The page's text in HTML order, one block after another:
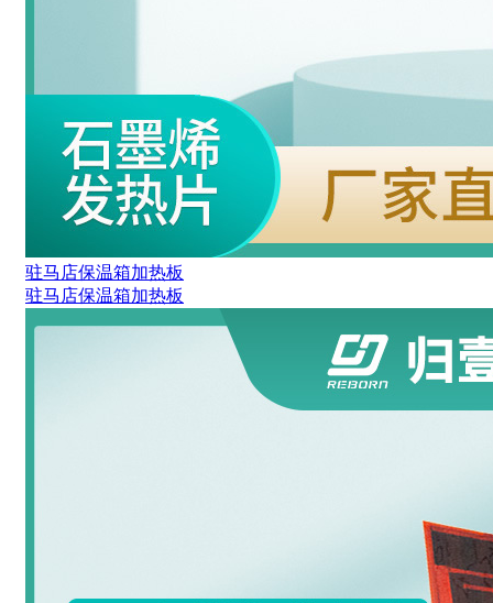
驻马店保温箱加热板
驻马店保温箱加热板